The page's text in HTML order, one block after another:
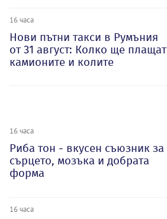
16 часа
Нови пътни такси в Румъния
от 31 август: Колко ще плащат
камионите и колите
16 часа
Риба тон - вкусен съюзник за
сърцето, мозъка и добрата
форма
16 часа